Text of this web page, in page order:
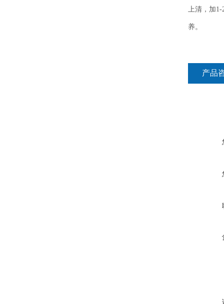
上清，加1-
养。
产品